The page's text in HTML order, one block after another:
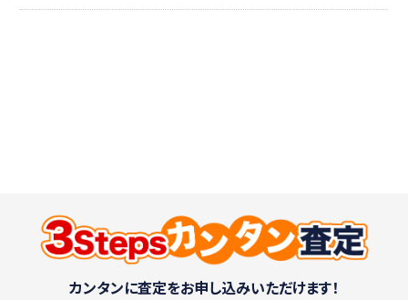
カンタンに査定をお申し込みいただけます！